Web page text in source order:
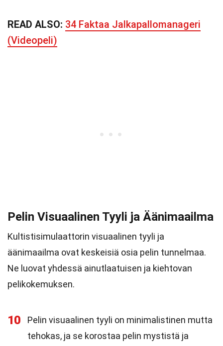
READ ALSO: 34 Faktaa Jalkapallomanageri
(Videopeli)
Pelin Visuaalinen Tyyli ja Äänimaailma
Kultistisimulaattorin visuaalinen tyyli ja
äänimaailma ovat keskeisiä osia pelin tunnelmaa.
Ne luovat yhdessä ainutlaatuisen ja kiehtovan
pelikokemuksen.
10
Pelin visuaalinen tyyli on minimalistinen mutta
tehokas, ja se korostaa pelin mystistä ja